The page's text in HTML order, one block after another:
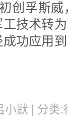
创孚斯威
技术转
功应用
小默 | 分类